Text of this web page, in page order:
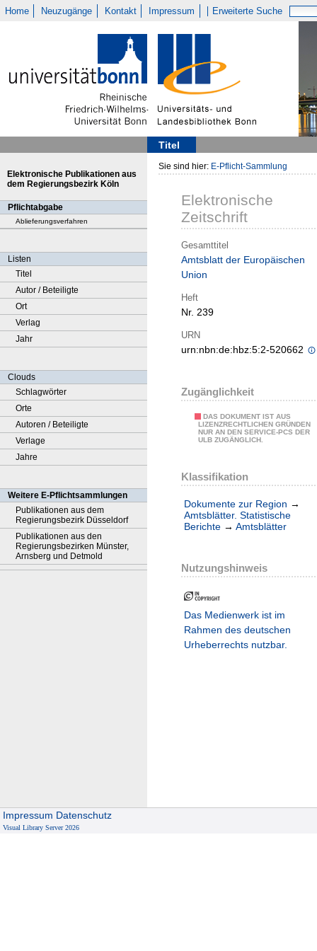
Home Neuzugänge Kontakt Impressum Erweiterte Suche
Titel
Elektronische Publikationen aus
dem Regierungsbezirk Köln
Pflichtabgabe
Ablieferungsverfahren
Listen
Titel
Autor / Beteiligte
Ort
Verlag
Jahr
Clouds
Schlagwörter
Orte
Autoren / Beteiligte
Verlage
Jahre
Weitere E-Pflichtsammlungen
Publikationen aus dem
Regierungsbezirk Düsseldorf
Publikationen aus den
Regierungsbezirken Münster,
Arnsberg und Detmold
Sie sind hier: E-Pflicht-Sammlung
Elektronische
Zeitschrift
Gesamttitel
Amtsblatt der Europäischen
Union
Heft
Nr. 239
URN
urn:nbn:de:hbz:5:2-520662
Zugänglichkeit
DAS DOKUMENT IST AUS
LIZENZRECHTLICHEN GRÜNDEN
NUR AN DEN SERVICE-PCS DER
ULB ZUGÄNGLICH.
Klassifikation
Dokumente zur Region →
Amtsblätter. Statistische
Berichte → Amtsblätter
Nutzungshinweis
Das Medienwerk ist im
Rahmen des deutschen
Urheberrechts nutzbar.
Impressum Datenschutz
Visual Library Server 2026